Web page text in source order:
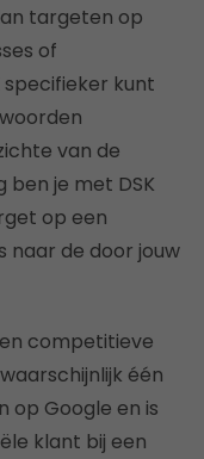
targeten op
of
kunt
van de
je met DSK
op een
naar de door jouw
competitieve
één
op Google en is
klant bij een